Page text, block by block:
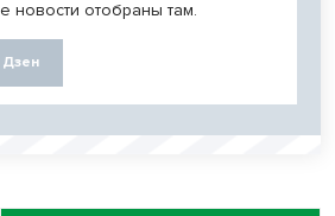
новости отобраны там.
Дзен